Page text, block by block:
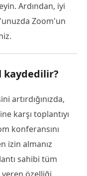
Ardından, iyi
Zoom'un
kaydedilir?
artırdığınızda,
karşı toplantıyı
konferansını
izin almanız
sahibi tüm